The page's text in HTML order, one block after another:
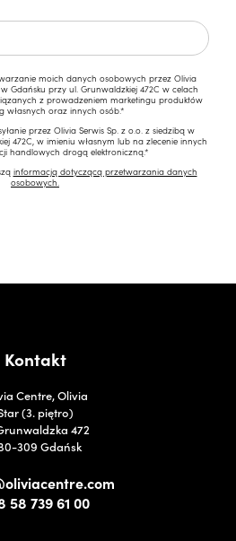
moich danych osobowych przez Olivia
Gdańsku przy ul. Grunwaldzkiej 472C w celach
z prowadzeniem marketingu produktów
własnych oraz innych osób.*
przez Olivia Serwis Sp. z o.o. z siedzibą w
472C, w imieniu własnym lub na zlecenie innych
handlowych drogą elektroniczną.*
informacją dotyczącą przetwarzania danych
osobowych.
Kontakt
Centre, Olivia
(3. piętro)
472
309 Gdańsk
58 739 61 00